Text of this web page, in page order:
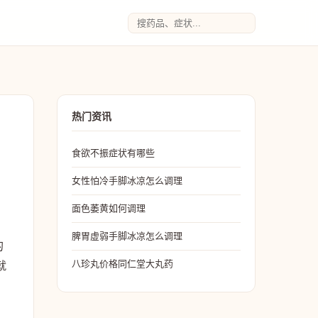
热门资讯
食欲不振症状有哪些
女性怕冷手脚冰凉怎么调理
面色萎黄如何调理
脾胃虚弱手脚冰凉怎么调理
八珍丸价格同仁堂大丸药